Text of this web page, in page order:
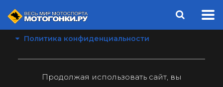
Политика конфиденциальности
Продолжая использовать сайт, вы